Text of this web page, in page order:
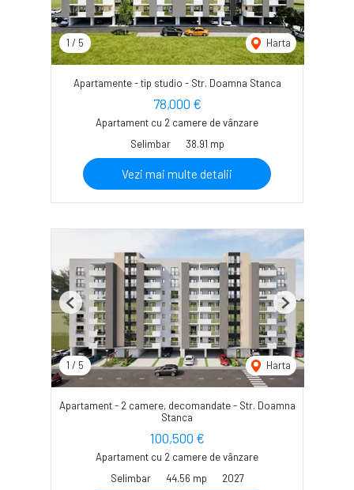
1 / 5 Harta
Apartamente - tip studio - Str. Doamna Stanca
78,000 €
Apartament cu 2 camere de vânzare
Selimbar
38.91 mp
Vezi mai multe detalii
1 / 5 Harta
Previous Next
Apartament - 2 camere, decomandate - Str. Doamna
Stanca
100,500 €
Apartament cu 2 camere de vânzare
Selimbar
44.56 mp 2027